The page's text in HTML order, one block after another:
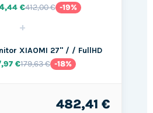
,44 €412,00 € -19%
+
XIAOMI 27" / / FullHD
,97 €179,63 € -18%
482,41 €